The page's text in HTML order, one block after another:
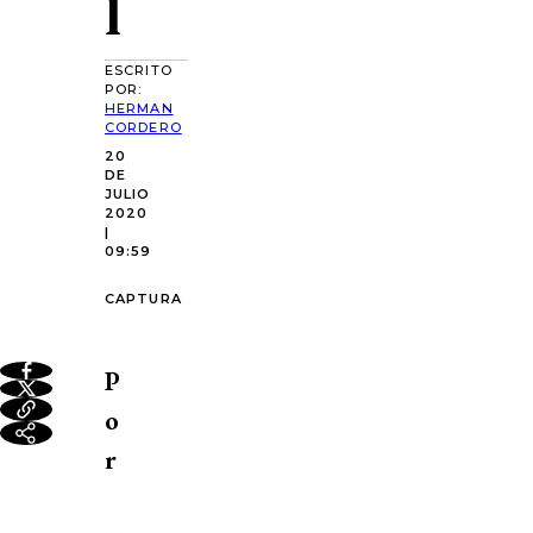
ESCRITO
POR:
HERMAN
CORDERO
20
DE
JULIO
2020
|
09:59
CAPTURA
P
o
r